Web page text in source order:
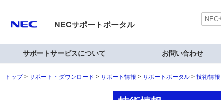
NECサポートポータル
サポートサービスについて お問い合わせ
トップ サポート・ダウンロード サポート情報 サポートポータル 技術情